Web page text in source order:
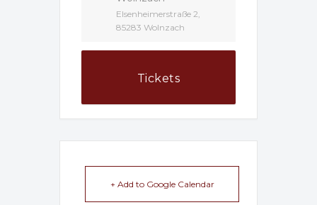
Elsenheimerstraße 2,
85283 Wolnzach
Tickets
+ Add to Google Calendar